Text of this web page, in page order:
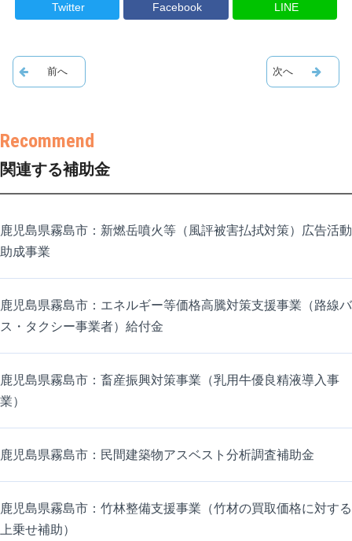
Twitter Facebook LINE
関連する補助金
鹿児島県霧島市：新燃岳噴火等（風評被害払拭対策）広告活動
助成事業
鹿児島県霧島市：エネルギー等価格高騰対策支援事業（路線バ
ス・タクシー事業者）給付金
鹿児島県霧島市：畜産振興対策事業（乳用牛優良精液導入事
業）
鹿児島県霧島市：民間建築物アスベスト分析調査補助金
鹿児島県霧島市：竹林整備支援事業（竹材の買取価格に対する
上乗せ補助）